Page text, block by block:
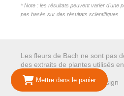
Mettre dans le panier
* Note : les résultats peuvent varier d'une
pas basés sur des résultats scientifiques.
Les fleurs de Bach ne sont pas
des extraits de plantes utilisés
© 2026 Mariepure - Webdesign